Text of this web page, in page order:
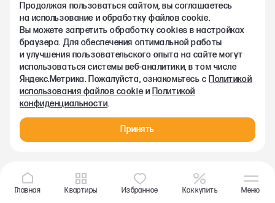
2002-2026. Группа компаний Каркас Монолит
Политика конфиденциальности
Правовая информация
Согласие на обработку персональных данных
Согласие на получение рекламно-информационных материалов
Любая информация, представленная на данном сайте, носит
исключительно информационный характер и ни при каких
условиях не является публичной офертой, определяемой
Главная Квартиры Избранное Как купить Меню
Продолжая пользоваться сайтом, вы соглашаетесь
на использование и обработку файлов cookie.
Вы можете запретить обработку сookies в настройках
браузера. Для обеспечения оптимальной работы
и улучшения пользовательского опыта на сайте могут
использоваться системы веб-аналитики, в том числе
Яндекс.Метрика. Пожалуйста, ознакомьтесь с Политикой
использования файлов cookieи Политикой
конфиденциальности.
Принять